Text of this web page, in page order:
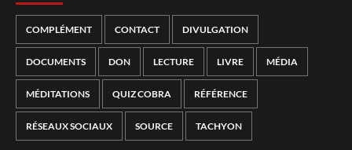
COMPLÉMENT CONTACT DIVULGATION
DOCUMENTS DON LECTURE LIVRE MÉDIA
MÉDITATIONS QUIZ COBRA RÉFÉRENCE
RÉSEAUX SOCIAUX SOURCE TACHYON